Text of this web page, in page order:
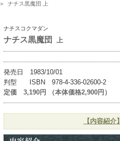
＞ ナチス黒魔団 上
ナチスコクマダン
ナチス黒魔団 上
発売日 1983/10/01
判型 ISBN 978-4-336-02600-2
定価 3,190円 （本体価格2,900円）
【内容紹介】